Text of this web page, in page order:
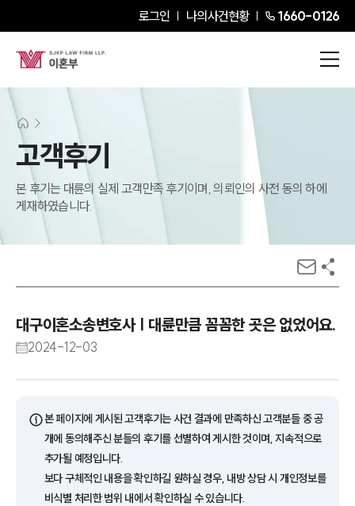
로그인 나의사건현황 1660-0126
고객후기
본 후기는 대륜의 실제 고객만족 후기이며, 의뢰인의 사전 동의 하에
게재하였습니다.
대구이혼소송변호사 | 대륜만큼 꼼꼼한 곳은 없었어요.
2024-12-03
ⓘ본 페이지에 게시된 고객후기는 사건 결과에 만족하신 고객분들 중 공
개에 동의해주신 분들의 후기를 선별하여 게시한 것이며, 지속적으로
추가될 예정입니다.
보다 구체적인 내용을 확인하길 원하실 경우, 내방 상담 시 개인정보를
비식별 처리한 범위 내에서 확인하실 수 있습니다.